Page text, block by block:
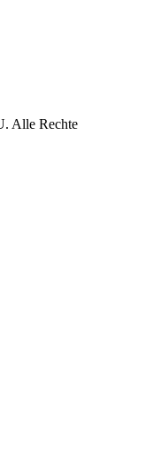
Alle Rechte